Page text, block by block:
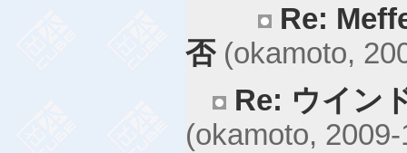
Re:
否(okamoto,
Re: ウイン
(okamoto,